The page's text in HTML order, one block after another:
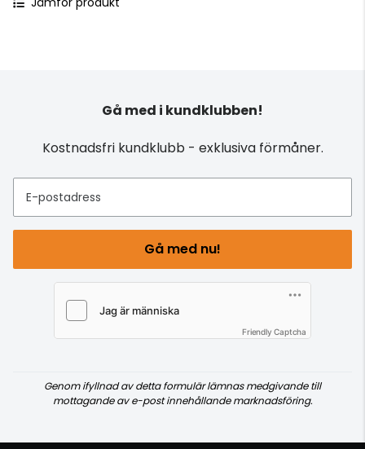
Gå med i kundklubben!
Kostnadsfri kundklubb - exklusiva förmåner.
E-postadress
Gå med nu!
Friendly Captcha
Genom ifyllnad av detta formulär lämnas medgivande till
mottagande av e-post innehållande marknadsföring.